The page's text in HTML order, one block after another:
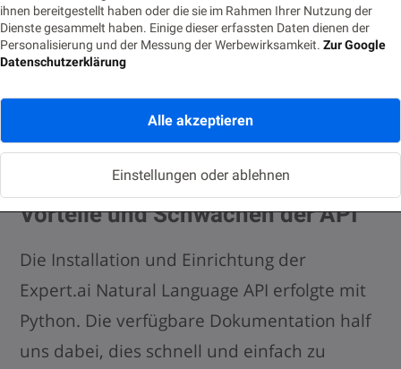
ihnen bereitgestellt haben oder die sie im Rahmen Ihrer Nutzung der
Dienste gesammelt haben. Einige dieser erfassten Daten dienen der
Personalisierung und der Messung der Werbewirksamkeit. Zur Google
Datenschutzerklärung
Alle akzeptieren
Einstellungen oder ablehnen
has other ideas…i hatemylive
Emotion „Hass“ aus der Kategorie
„Ressentiments“ .
Vorteile und Schwächen derAPI
Die Installation und Einrichtung der
Expert.ai Natural Language API erfolgte mit
Python. Die verfügbare Dokumentation half
uns dabei, dies schnell und einfach zu